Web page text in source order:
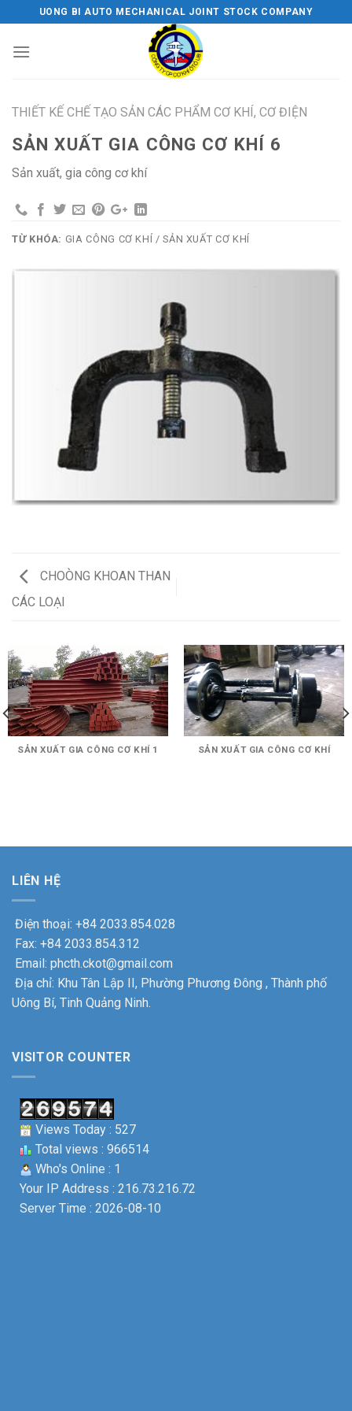
to
content
UONG BI AUTO MECHANICAL JOINT STOCK COMPANY
THIẾT KẾ CHẾ TẠO SẢN CÁC PHẨM CƠ KHÍ, CƠ ĐIỆN
SẢN XUẤT GIA CÔNG CƠ KHÍ 6
Sản xuất, gia công cơ khí
TỪ KHÓA: GIA CÔNG CƠ KHÍ / SẢN XUẤT CƠ KHÍ
CHOÒNG KHOAN THAN
CÁC LOẠI
SẢN XUẤT GIA CÔNG CƠ KHÍ 1 SẢN XUẤT GIA CÔNG CƠ KHÍ
LIÊN HỆ
Điện thoại: +84 2033.854.028
Fax: +84 2033.854.312
Email: phcth.ckot@gmail.com
Địa chỉ: Khu Tân Lập II, Phường Phương Đông , Thành phố
Uông Bí, Tinh Quảng Ninh.
VISITOR COUNTER
Views Today : 527
Total views : 966514
Who's Online : 1
Your IP Address : 216.73.216.72
Server Time : 2026-08-10